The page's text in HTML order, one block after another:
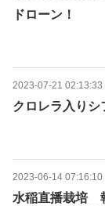
ドローン！
2023-07-21 02:13:33
クロレラ入りシ
2023-06-14 07:16:10
水稲直播栽培